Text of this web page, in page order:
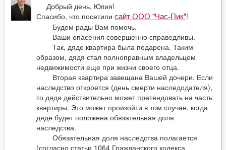
Добрый день, Юлия!
Спасибо, что посетилисайт ООО "Час-Пик"!
Будем рады Вам помочь.
Ваши опасения совершенно справедливы.
Так, дяде квартира была подарена. Таким
образом, дядя стал полноправным владельцем
недвижимости еще при жизни своего отца.
Вторая квартира завещана Вашей дочери. Если
наследство откроется (день смерти наследодателя),
то дядя действительно может претендовать на часть
квартиры. Это может произойти в том случае, когда
дяде будет положена обязательная доля
наследства.
Обязательная доля наследства полагается
(согласно статьи 1064 Гражданского кодекса